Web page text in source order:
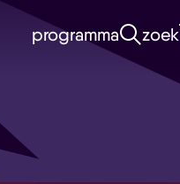
programma zoek